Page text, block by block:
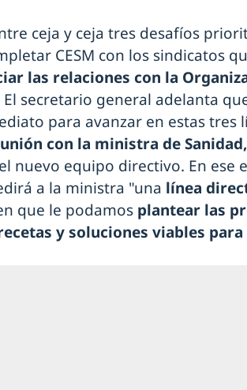
ceja y ceja tres desafíos
CESM con los sindicatos
las relaciones con la
El secretario general adelanta
para avanzar en estas tres
con la ministra de
nuevo equipo directivo. En ese
a la ministra "una línea
que le podamos plantear las
y soluciones viables